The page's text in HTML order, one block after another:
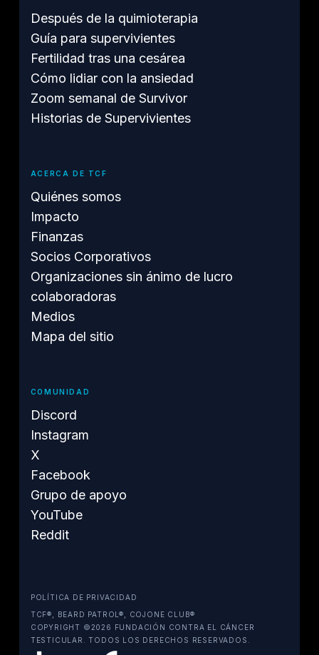
Después de la quimioterapia
Guía para supervivientes
Fertilidad tras una cesárea
Cómo lidiar con la ansiedad
Zoom semanal de Survivor
Historias de Supervivientes
ACERCA DE TCF
Quiénes somos
Impacto
Finanzas
Socios Corporativos
Organizaciones sin ánimo de lucro
colaboradoras
Medios
Mapa del sitio
COMUNIDAD
Discord
Instagram
X
Facebook
Grupo de apoyo
YouTube
Reddit
POLÍTICA DE PRIVACIDAD
TCF®, BEARD PATROL®, COJONE CLUB®
COPYRIGHT ©2026 FUNDACIÓN CONTRA EL CÁNCER
TESTICULAR. TODOS LOS DERECHOS RESERVADOS.